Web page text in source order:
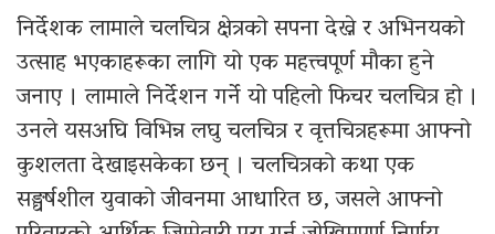
निर्देशक लामाले चलचित्र क्षेत्रको सपना देख्ने र अभिनयको
उत्साह भएकाहरूका लागि यो एक महत्त्वपूर्ण मौका हुने
जनाए । लामाले निर्देशन गर्ने यो पहिलो फिचर चलचित्र हो ।
उनले यसअघि विभिन्न लघु चलचित्र र वृत्तचित्रहरूमा आफ्नो
कुशलता देखाइसकेका छन् । चलचित्रको कथा एक
सङ्घर्षशील युवाको जीवनमा आधारित छ, जसले आफ्नो